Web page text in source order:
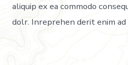
aliquip ex ea commodo
dolr. Inreprehen derit enim ad